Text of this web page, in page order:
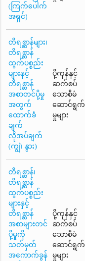
(ကြက်ပေါက်
အရှင်)
တိရစ္ဆာန်များ၊
တိရစ္ဆာန်
ထွက်ပစ္စည်း
များနှင့်
တိရစ္ဆာန်
အစာတင်ပို့မှု
အတွက်
ထောက်ခံ
ချက်
လိုအပ်ချက်
(ကျွဲ၊ နွား)
ပို့ကုန်နှင့်
ဆက်စပ်
သောစီမံ
ဆောင်ရွက်
မှုများ
တိရစ္ဆာန်၊
တိရစ္ဆာန်
ထွက်ပစ္စည်း
များနှင့်
တိရစ္ဆာန်
အစာများတင်
ပို့မှုကို
သတ်မှတ်
အကောက်ခွန်
ပို့ကုန်နှင့်
ဆက်စပ်
သောစီမံ
ဆောင်ရွက်
မှုများ